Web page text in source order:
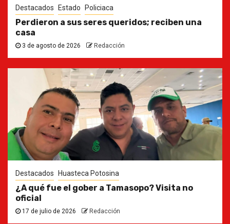
Destacados Estado Policiaca
Perdieron a sus seres queridos; reciben una
casa
3 de agosto de 2026 Redacción
Destacados Huasteca Potosina
¿A qué fue el gober a Tamasopo? Visita no
oficial
17 de julio de 2026 Redacción